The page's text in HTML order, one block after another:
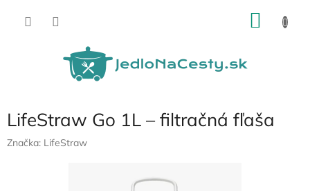
LifeStraw Go 1L – filtračná fľaša
Značka: LifeStraw